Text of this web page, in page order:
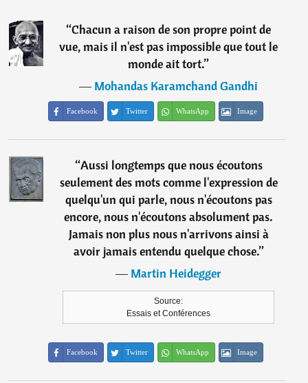
“Chacun a raison de son propre point de
vue, mais il n'est pas impossible que tout le
monde ait tort.”
―Mohandas Karamchand Gandhi
Facebook Twitter WhatsApp Image
“Aussi longtemps que nous écoutons
seulement des mots comme l'expression de
quelqu'un qui parle, nous n'écoutons pas
encore, nous n'écoutons absolument pas.
Jamais non plus nous n'arrivons ainsi à
avoir jamais entendu quelque chose.”
―Martin Heidegger
Source:
Essais et Conférences
Facebook Twitter WhatsApp Image